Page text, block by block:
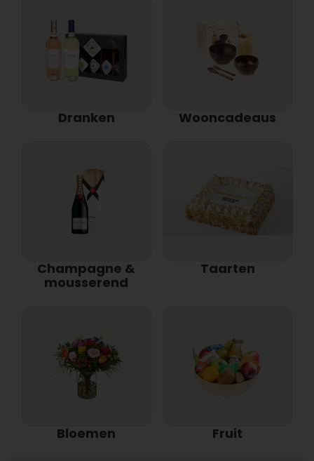
Dranken Wooncadeaus
Champagne &
mousserend
Taarten
Bloemen Fruit